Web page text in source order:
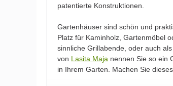
patentierte Konstruktionen.
Gartenhäuser sind schön und
Platz für Kaminholz, Gartenmöbel
sinnliche Grillabende, oder auch
von Lasita Maja nennen Sie so ein
in Ihrem Garten. Machen Sie